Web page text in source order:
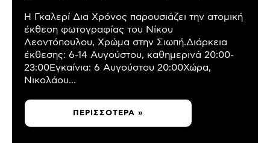
Η Γκαλερί Δια Χρόνος παρουσιάζει την ατομική
έκθεση φωτογραφίας του Νίκου
Λεοντόπουλου, Χρώμα στην Σιωπή.Διάρκεια
έκθεσης: 6-14 Αυγούστου, καθημερινά 20:00-
23:00Εγκαίνια: 6 Αυγούστου 20:00Χώρα,
Νικολάου...
ΠΕΡΙΣΣΌΤΕΡΑ »